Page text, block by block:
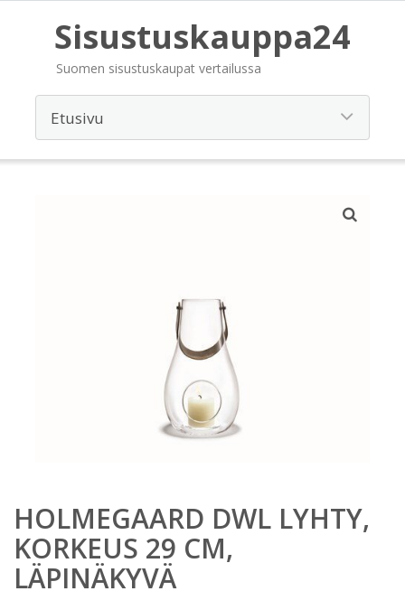
Sisustuskauppa24
Suomen sisustuskaupat vertailussa
HOLMEGAARD DWL LYHTY,
KORKEUS 29 CM,
LÄPINÄKYVÄ